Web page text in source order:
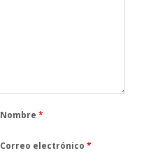
Nombre*
Correo electrónico*